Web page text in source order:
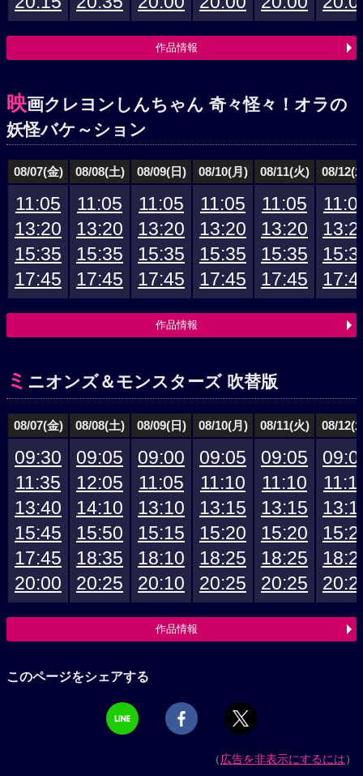
作品情報
映画クレヨンしんちゃん 奇々怪々！オラの
妖怪バケ～ション
08/07(金) 08/08(土) 08/09(日) 08/10(月) 08/11(火) 08/12(
11:05
13:20
15:35
17:45
11:05
13:20
15:35
17:45
11:05
13:20
15:35
17:45
11:05
13:20
15:35
17:45
11:05
13:20
15:35
17:45
作品情報
ミ ニオンズ＆モンスターズ 吹替版
08/07(金) 08/08(土) 08/09(日) 08/10(月) 08/11(火) 08/12(
09:30
11:35
13:40
15:45
17:45
20:00
09:05
12:05
14:10
15:50
18:35
20:25
09:00
11:05
13:10
15:15
18:10
20:10
09:05
11:10
13:15
15:20
18:25
20:25
09:05
11:10
13:15
15:20
18:25
20:25
作品情報
このページをシェアする
（広告を非表示にするには）